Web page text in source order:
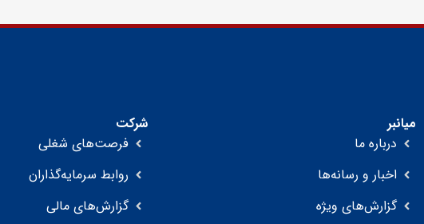
میانبر
درباره ما
اخبار و رسانه‌ها
گزارش‌های ویژه
شرکت
فرصت‌های شغلی
روابط سرمایه‌گذاران
گزارش‌های مالی